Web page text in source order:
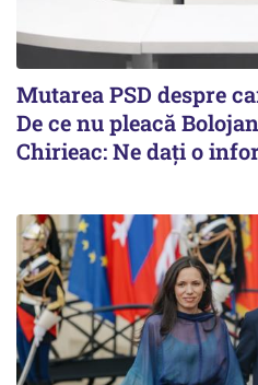
Mutarea PSD despre
De ce nu pleacă
Chirieac: Ne dați o